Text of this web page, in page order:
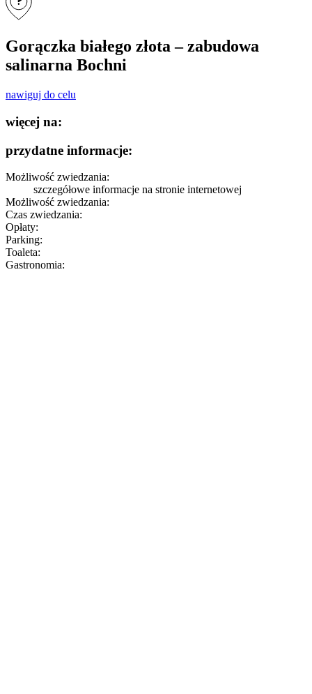
Gorączka białego złota – zabudowa
salinarna Bochni
nawiguj do celu
więcej na:
przydatne informacje:
Możliwość zwiedzania:
szczegółowe informacje na stronie internetowej
Możliwość zwiedzania:
Czas zwiedzania:
Opłaty:
Parking:
Toaleta:
Gastronomia: